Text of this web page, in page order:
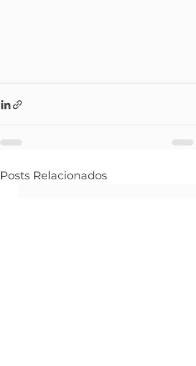
Posts Relacionados